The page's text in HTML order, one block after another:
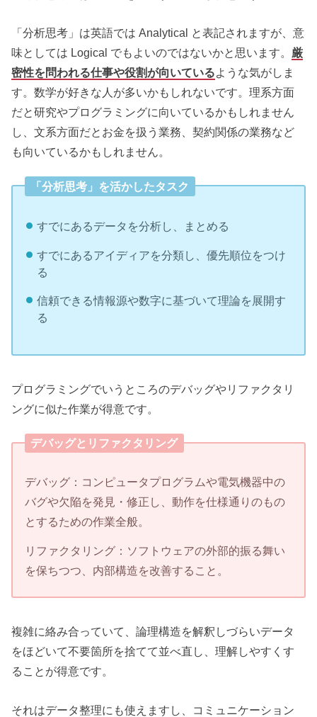
「分析思考」は英語では Analytical と表記されますが、意
味としては Logical でもよいのではないかと思います。 厳
密性を問われる仕事や役割が向いているような気がしま
す。数学が好きな人が多いかもしれないです。理系方面
だと研究やプログラミングに向いているかもしれません
し、文系方面だとお金を扱う業務、契約関係の業務など
も向いているかもしれません。
「分析思考」を活かしたタスク
すでにあるデータを分析し、まとめる
すでにあるアイディアを分類し、優先順位をつけ
る
信頼できる情報源や数字に基づいて理論を展開す
る
プログラミングでいうところのデバッグやリファクタリ
ングに似た作業が得意です。
デバッグとリファクタリング
デバッグ：コンピュータプログラムや電気機器中の
バグや欠陥を発見・修正し、動作を仕様通りのもの
とするための作業全般。
リファクタリング：ソフトウェアの外部的振る舞い
を保ちつつ、内部構造を改善すること。
複雑に絡み合っていて、論理構造を解釈しづらいデータ
をほどいて不要箇所を捨てて並べ直し、理解しやすくす
ることが得意です。
それはデータ整理にも使えますし、コミュニケーション